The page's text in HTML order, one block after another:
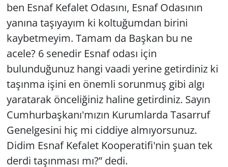
ben Esnaf Kefalet Odasını, Esnaf Odasının
yanına taşıyayım ki koltuğumdan birini
kaybetmeyim. Tamam da Başkan bu ne
acele? 6 senedir Esnaf odası için
bulunduğunuz hangi vaadi yerine getirdiniz ki
taşınma işini en önemli sorunmuş gibi algı
yaratarak önceliğiniz haline getirdiniz. Sayın
Cumhurbaşkanı'mızın Kurumlarda Tasarruf
Genelgesini hiç mi ciddiye almıyorsunuz.
Didim Esnaf Kefalet Kooperatifi'nin şuan tek
derdi taşınması mı?” dedi.